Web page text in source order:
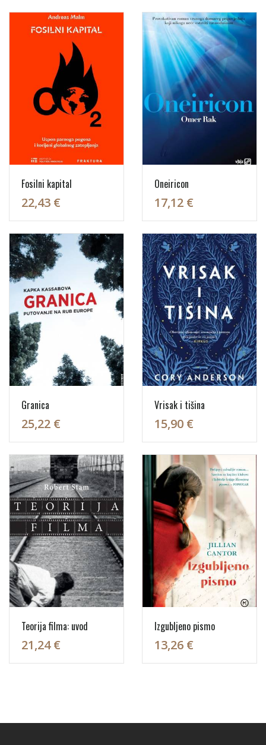
Fosilni kapital
22,43 €
Oneiricon
17,12 €
Granica
25,22 €
Vrisak i tišina
15,90 €
Teorija filma: uvod
21,24 €
Izgubljeno pismo
13,26 €